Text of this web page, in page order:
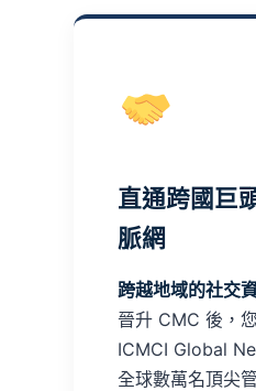
直通跨國巨
脈網
跨越地域的社交
晉升 CMC 後，
ICMCI Global
全球數萬名頂尖